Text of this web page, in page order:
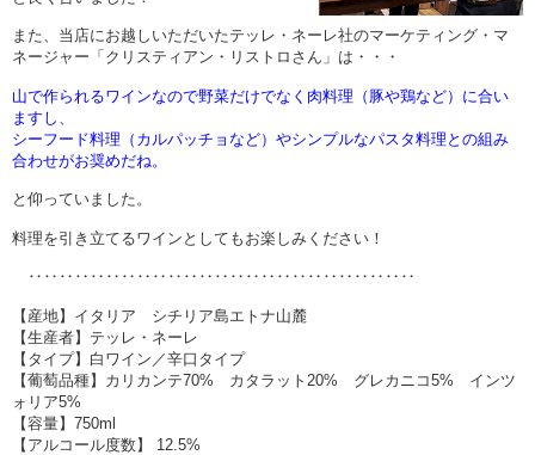
また、当店にお越しいただいたテッレ・ネーレ社のマーケティング・マ
ネージャー「クリスティアン・リストロさん」は・・・
山で作られるワインなので野菜だけでなく肉料理（豚や鶏など）に合い
ますし、
シーフード料理（カルパッチョなど）やシンプルなパスタ料理との組み
合わせがお奨めだね。
と仰っていました。
料理を引き立てるワインとしてもお楽しみください！
‥‥‥‥‥‥‥‥‥‥‥‥‥‥‥‥‥‥‥‥‥‥‥‥‥
【産地】イタリア シチリア島エトナ山麓
【生産者】テッレ・ネーレ
【タイプ】白ワイン／辛口タイプ
【葡萄品種】カリカンテ70% カタラット20% グレカニコ5% インツ
ォリア5%
【容量】750ml
【アルコール度数】 12.5%